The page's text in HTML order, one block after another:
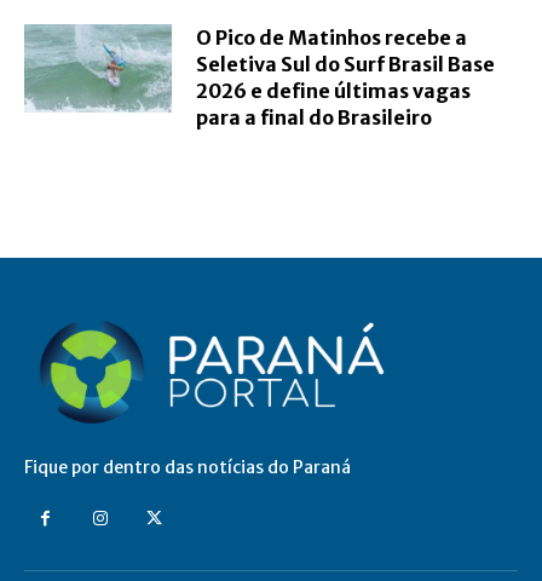
O Pico de Matinhos recebe a
Seletiva Sul do Surf Brasil Base
2026 e define últimas vagas
para a final do Brasileiro
Fique por dentro das notícias do Paraná